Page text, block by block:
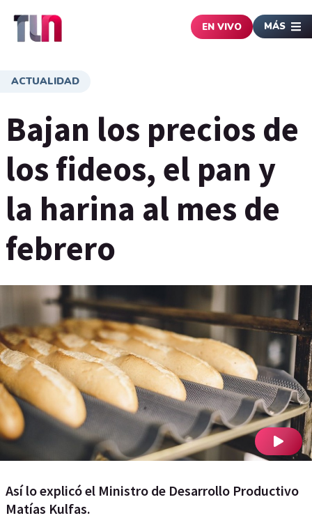
EN VIVO MÁS
ACTUALIDAD
Bajan los precios de
los fideos, el pan y
la harina al mes de
febrero
Así lo explicó el Ministro de Desarrollo Productivo
Matías Kulfas.